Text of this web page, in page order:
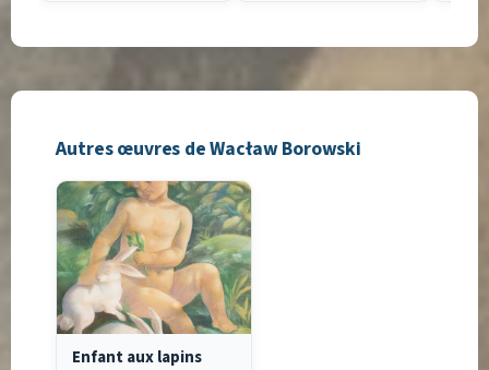
Autres œuvres de Wacław Borowski
Enfant aux lapins